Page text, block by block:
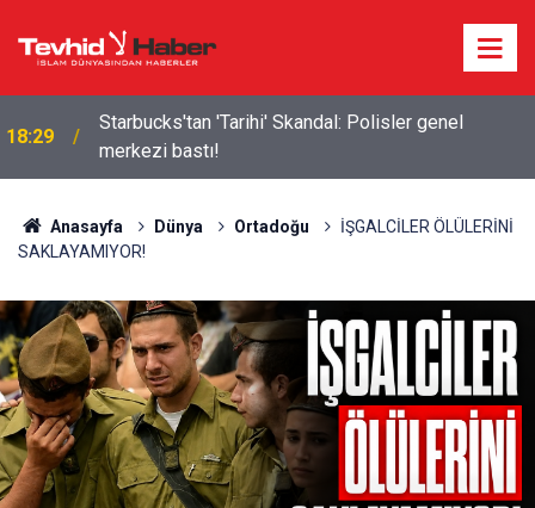
18:29
Starbucks'tan 'Tarihi' Skandal: Polisler genel
merkezi bastı!
Anasayfa Dünya Ortadoğu
İŞGALCİLER ÖLÜLERİNİ
SAKLAYAMIYOR!